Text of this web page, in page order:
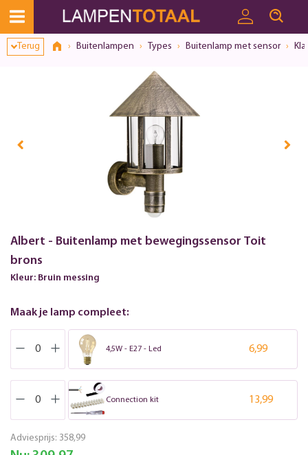
Terug Buitenlampen Types Buitenlamp met sensor
Albert - Buitenlamp met bewegingssensor Toit
brons
Kleur: Bruin messing
Maak je lamp compleet:
4,5W - E27 - Led 6,99
Connection kit 13,99
Adviesprijs: 358,99
Toestemmingsvenster geopend